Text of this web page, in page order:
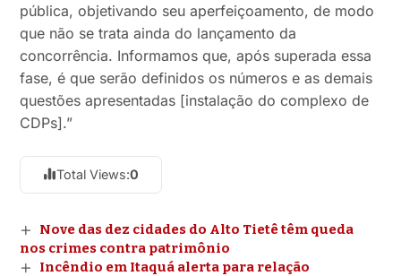
pública, objetivando seu aperfeiçoamento, de modo
que não se trata ainda do lançamento da
concorrência. Informamos que, após superada essa
fase, é que serão definidos os números e as demais
questões apresentadas [instalação do complexo de
CDPs].”
Total Views:0
Nove das dez cidades do Alto Tietê têm queda
nos crimes contra patrimônio
Incêndio em Itaquá alerta para relação